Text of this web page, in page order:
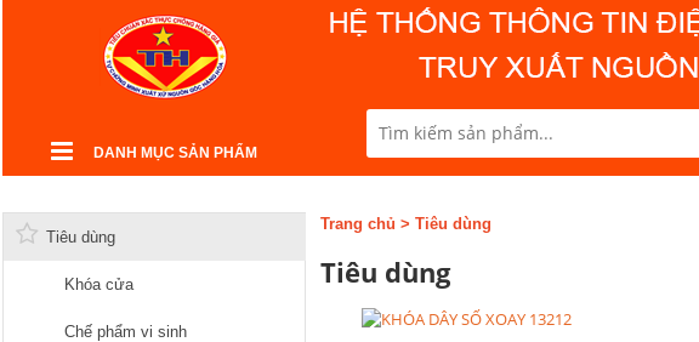
DANH MỤC SẢN PHẨM
Tiêu dùng
Khóa cửa
Chế phẩm vi sinh
Trang chủ > Tiêu dùng
Tiêu dùng